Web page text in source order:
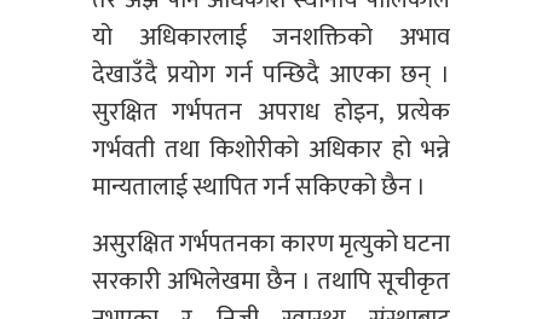
यो अधिकारलाई जनशक्तिको अभाव
देखाउँदै प्रयोग गर्न पन्छिदै आएका छन् ।
सुरक्षित गर्भपतन अपराध होइन, प्रत्येक
गर्भवती तथा किशोरीको अधिकार हो भन्ने
मान्यतालाई स्थापित गर्न सकिएको छैन ।
असुरक्षित गर्भपतनका कारण मृत्युको घटना
सरकारी अभिलेखमा छैन । तथापि सूचीकृत